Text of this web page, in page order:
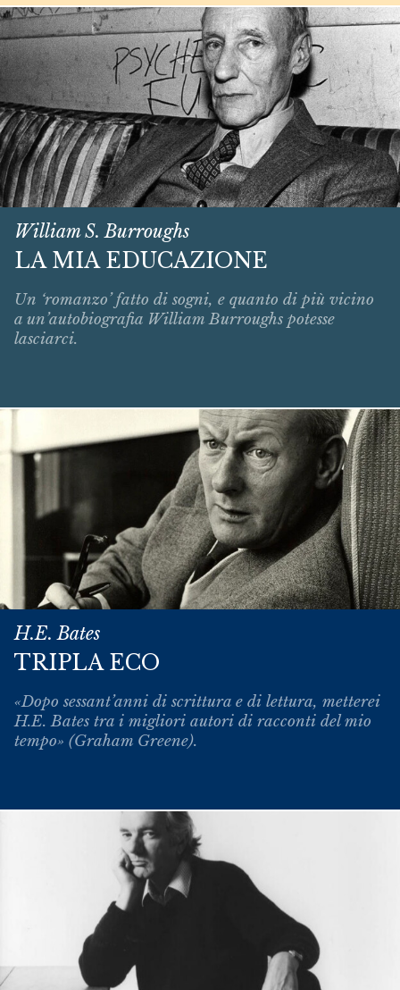
William S. Burroughs
LA MIA EDUCAZIONE
Un ‘romanzo’ fatto di sogni, e quanto di più vicino
a un’autobiografia William Burroughs potesse
lasciarci.
H.E. Bates
TRIPLA ECO
«Dopo sessant’anni di scrittura e di lettura, metterei
H.E. Bates tra i migliori autori di racconti del mio
tempo» (Graham Greene).